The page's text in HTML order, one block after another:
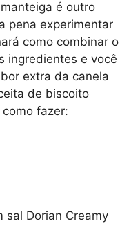
é outro
pena experimentar
como combinar o
ingredientes e você
extra da canela
de biscoito
fazer:
Dorian Creamy